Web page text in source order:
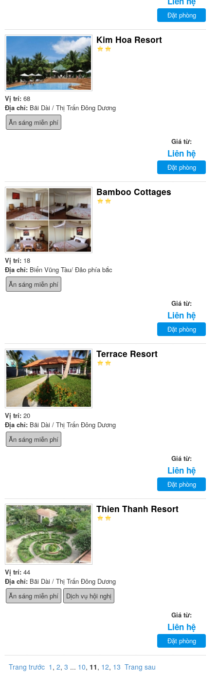
Đặt phòng
Kim Hoa Resort
Vị trí: 68
Địa chỉ: Bãi Dài / Thị Trấn Đông Dương
Ăn sáng miễn phí
Giá từ:
Liên hệ
Đặt phòng
Bamboo Cottages
Vị trí: 18
Địa chỉ: Biển Vũng Tàu/ Đảo phía bắc
Ăn sáng miễn phí
Giá từ:
Liên hệ
Đặt phòng
Terrace Resort
Vị trí: 20
Địa chỉ: Bãi Dài / Thị Trấn Đông Dương
Ăn sáng miễn phí
Giá từ:
Liên hệ
Đặt phòng
Thien Thanh Resort
Vị trí: 44
Địa chỉ: Bãi Dài / Thị Trấn Đông Dương
Ăn sáng miễn phí
Dịch vụ hội nghị
Giá từ:
Liên hệ
Đặt phòng
Trang trước 1 , 2, 3 ... 10, 11, 12, 13 Trang sau